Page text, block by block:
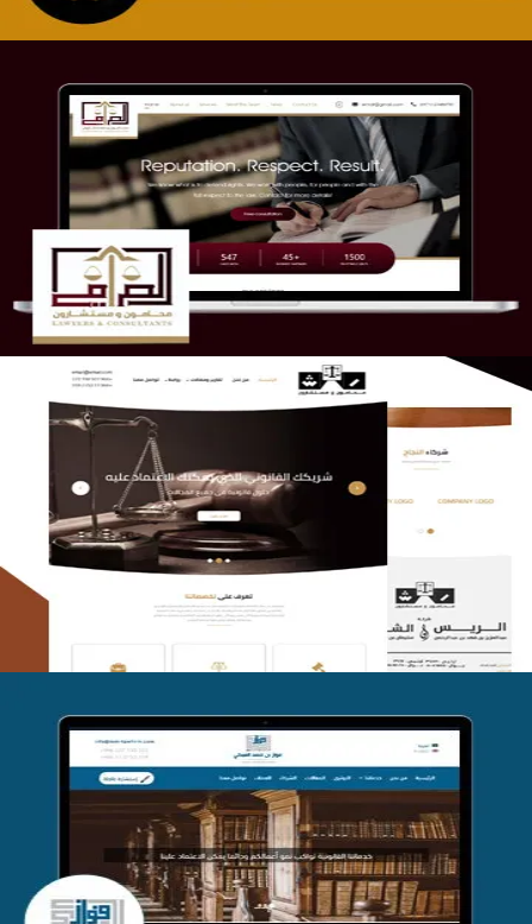
موقع الصرامي للمحاماة
التفاصيل
الريس والشعلان للمحاماة
التفاصيل
موقع فواز المبكي للمحاماة
التفاصيل